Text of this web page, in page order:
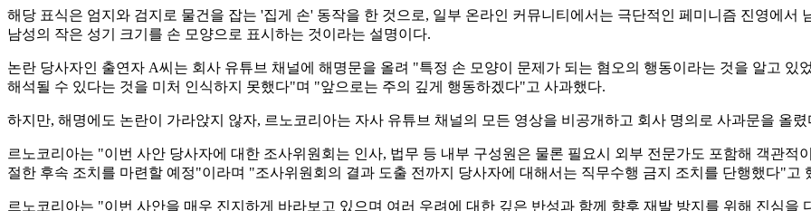
해당 표식은 엄지와 검지로 물건을 잡는 '집게 손' 동작을 한 것으로, 일부 온라인 커뮤니티에서는 극단적인 페미니즘 진영에서
남성의 작은 성기 크기를 손 모양으로 표시하는 것이라는 설명이다.
논란 당사자인 출연자 A씨는 회사 유튜브 채널에 해명문을 올려 "특정 손 모양이 문제가 되는 혐오의 행동이라는 것을 알고
해석될 수 있다는 것을 미처 인식하지 못했다"며 "앞으로는 주의 깊게 행동하겠다"고 사과했다.
하지만, 해명에도 논란이 가라앉지 않자, 르노코리아는 자사 유튜브 채널의 모든 영상을 비공개하고 회사 명의로 사과문을 올렸
르노코리아는 "이번 사안 당사자에 대한 조사위원회는 인사, 법무 등 내부 구성원은 물론 필요시 외부 전문가도 포함해 객관
절한 후속 조치를 마련할 예정"이라며 "조사위원회의 결과 도출 전까지 당사자에 대해서는 직무수행 금지 조치를 단행했다"고
르노코리아는 "이번 사안을 매우 진지하게 바라보고 있으며 여러 우려에 대한 깊은 반성과 함께 향후 재발 방지를 위해 진심